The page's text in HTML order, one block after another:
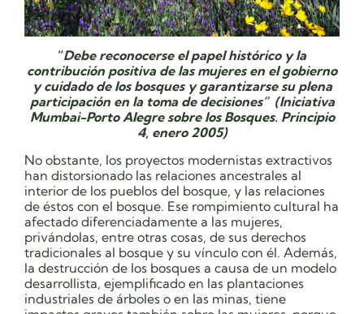
“Debe reconocerse el papel histórico y la
contribución positiva de las mujeres en el gobierno
y cuidado de los bosques y garantizarse su plena
participación en la toma de decisiones” (Iniciativa
Mumbai-Porto Alegre sobre los Bosques. Principio
4, enero 2005)
No obstante, los proyectos modernistas extractivos
han distorsionado las relaciones ancestrales al
interior de los pueblos del bosque, y las relaciones
de éstos con el bosque. Ese rompimiento cultural ha
afectado diferenciadamente a las mujeres,
privándolas, entre otras cosas, de sus derechos
tradicionales al bosque y su vínculo con él. Además,
la destrucción de los bosques a causa de un modelo
desarrollista, ejemplificado en las plantaciones
industriales de árboles o en las minas, tiene